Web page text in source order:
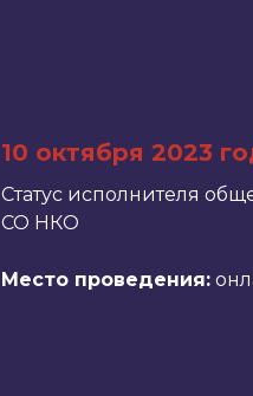
10 октября 2023
Статус исполнителя
СО НКО
Место проведения: